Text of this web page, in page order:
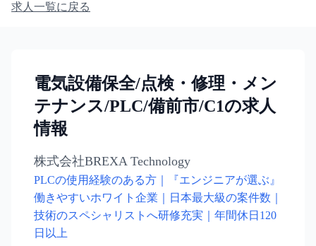
求人一覧に戻る
電気設備保全/点検・修理・メン
テナンス/PLC/備前市/C1の求人
情報
株式会社BREXA Technology
PLCの使用経験のある方｜『エンジニアが選ぶ』
働きやすいホワイト企業｜日本最大級の案件数｜
技術のスペシャリストへ研修充実｜年間休日120
日以上